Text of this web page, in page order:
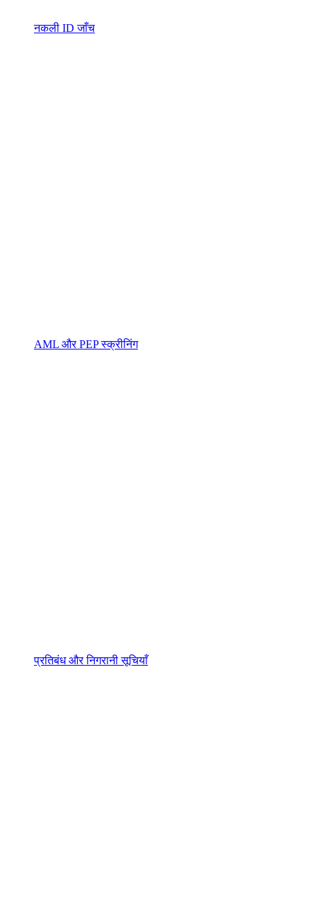
नकली ID जाँच
AML और PEP स्क्रीनिंग
प्रतिबंध और निगरानी सूचियाँ